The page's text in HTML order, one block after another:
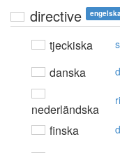
directive engelska
tjeckiska
danska
nederländska
finska